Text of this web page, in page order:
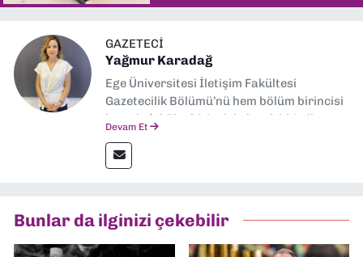
GAZETECI
Yağmur Karadağ
Ege Üniversitesi İletişim Fakültesi
Gazetecilik Bölümü’nü hem bölüm birincisi
hem de fakülte birincisi olarak bitirdim.
İletişim” üzerine yüksek lisans eğitimimi
tamamladım. Halen aynı anabilim dalında
Müdürü” olarak görev almaktayım. Hak
odaklı haberciliğe dair çalışmalar
Devam Et
Bunlar da ilginizi çekebilir